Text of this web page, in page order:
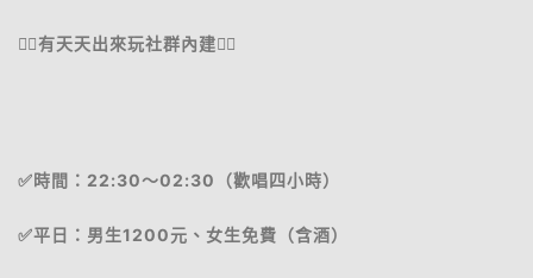
🧍‍♂️有天天出來玩社群內建🧍‍♀️
✅時間：22:30～02:30（歡唱四小時）
✅平日：男生1200元、女生免費（含酒）